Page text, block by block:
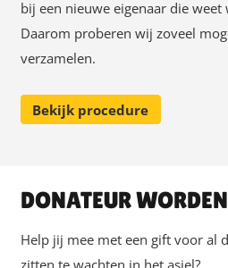
bij een nieuwe eigenaar die
Daarom proberen wij zoveel
verzamelen.
Bekijk procedure
DONATEUR WORDEN
Help jij mee met een gift voor al
zitten te wachten in het asiel?